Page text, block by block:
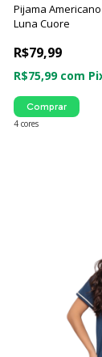
Pijama
Luna Cuore
R$79,99
R$75,99 com
4 cores
Comprar